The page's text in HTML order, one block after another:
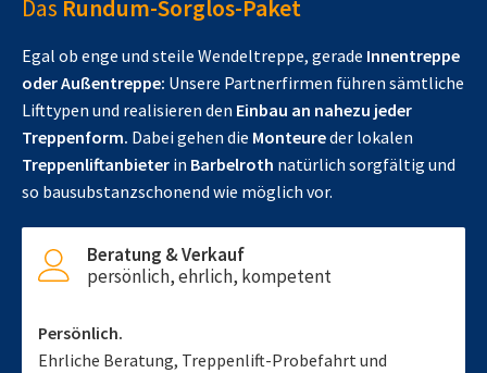
Das Rundum-Sorglos-Paket
Egal ob enge und steile Wendeltreppe, gerade Innentreppe
oder Außentreppe: Unsere Partnerfirmen führen sämtliche
Lifttypen und realisieren den Einbau an nahezu jeder
Treppenform. Dabei gehen die Monteureder lokalen
Treppenliftanbieter in Barbelroth natürlich sorgfältig und
so bausubstanzschonend wie möglich vor.
Beratung & Verkauf
persönlich, ehrlich, kompetent
Persönlich.
Ehrliche Beratung, Treppenlift-Probefahrt und